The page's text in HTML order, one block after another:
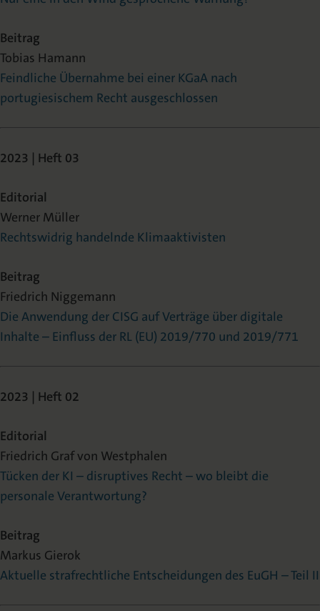
Beitrag
Tobias Hamann
Feindliche Übernahme bei einer KGaA nach
portugiesischem Recht ausgeschlossen
2023 | Heft 03
Editorial
Werner Müller
Rechtswidrig handelnde Klimaaktivisten
Beitrag
Friedrich Niggemann
Die Anwendung der CISG auf Verträge über digitale
Inhalte – Einfluss der RL (EU) 2019/770 und 2019/771
2023 | Heft 02
Editorial
Friedrich Graf von Westphalen
Tücken der KI – disruptives Recht – wo bleibt die
personale Verantwortung?
Beitrag
Markus Gierok
Aktuelle strafrechtliche Entscheidungen des EuGH – Teil II